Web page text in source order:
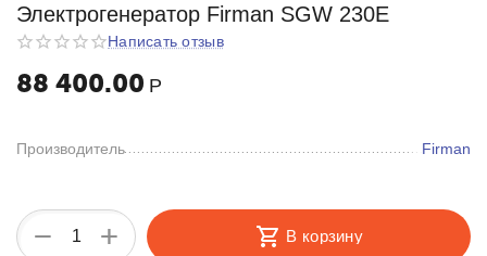
Электрогенератор Firman SGW 230E
Написать отзыв
88 400.00 Р
Производитель Firman
+
− В корзину